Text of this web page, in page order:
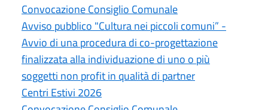
Convocazione Consiglio Comunale
Avviso pubblico "Cultura nei piccoli comuni” -
Avvio di una procedura di co-progettazione
finalizzata alla individuazione di uno o più
soggetti non profit in qualità di partner
Centri Estivi 2026